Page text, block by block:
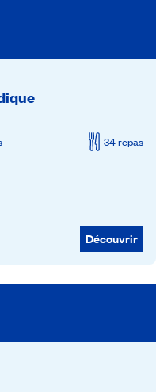
34 repas
Découvrir